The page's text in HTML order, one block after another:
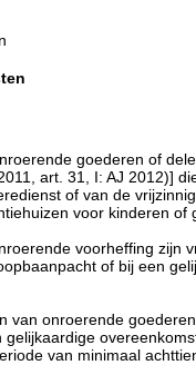
goederen of
art. 31, I: AJ 2012)]
of van de
voor kinderen
voorheffing zijn
of bij een
van onroerende
van minimaal